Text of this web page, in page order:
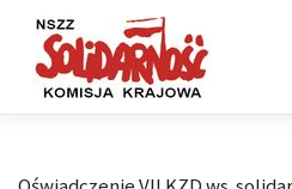
content